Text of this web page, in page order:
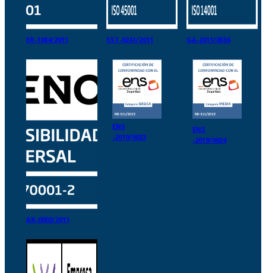
ER-1084/2011 SST-0241/2011 GA-2011/0556
AR-0002/2011
ENS
-2019/0023
ENS
-2019/0024